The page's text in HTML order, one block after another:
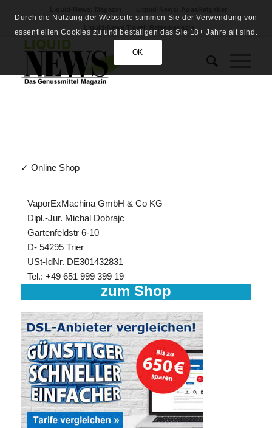
✓ Online Shop
VaporExMachina GmbH & Co KG
Dipl.-Jur. Michal Dobrajc
Gartenfeldstr 6-10
D- 54295 Trier
USt-IdNr. DE301432831
Tel.: +49 651 999 399 19
zum Shop
Durch die Nutzung der Webseite stimmen Sie der Verwendung von
essentiellen Cookies zu und bestätigen das Sie 18+ Jahre alt sind.
OK